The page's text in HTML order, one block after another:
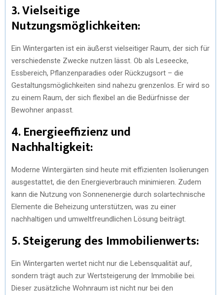
3.Vielseitige
Nutzungsmöglichkeiten:
Ein Wintergarten ist ein äußerst vielseitiger Raum, der sich für
verschiedenste Zwecke nutzen lässt. Ob als Leseecke,
Essbereich, Pflanzenparadies oder Rückzugsort – die
Gestaltungsmöglichkeiten sind nahezu grenzenlos. Er wird so
zu einem Raum, der sich flexibel an die Bedürfnisse der
Bewohner anpasst.
4.Energieeffizienz und
Nachhaltigkeit:
Moderne Wintergärten sind heute mit effizienten Isolierungen
ausgestattet, die den Energieverbrauch minimieren. Zudem
kann die Nutzung von Sonnenenergie durch solartechnische
Elemente die Beheizung unterstützen, was zu einer
nachhaltigen und umweltfreundlichen Lösung beiträgt.
5.Steigerung des Immobilienwerts:
Ein Wintergarten wertet nicht nur die Lebensqualität auf,
sondern trägt auch zur Wertsteigerung der Immobilie bei.
Dieser zusätzliche Wohnraum ist nicht nur bei den